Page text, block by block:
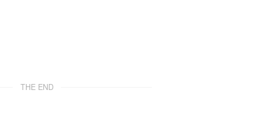
THE END